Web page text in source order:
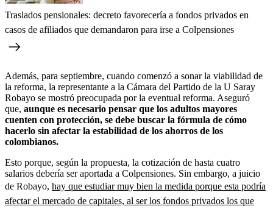
Traslados pensionales: decreto favorecería a fondos privados en
casos de afiliados que demandaron para irse a Colpensiones
Además, para septiembre, cuando comenzó a sonar la viabilidad de
la reforma, la representante a la Cámara del Partido de la U Saray
Robayo se mostró preocupada por la eventual reforma. Aseguró
que, aunque es necesario pensar que los adultos mayores
cuenten con protección, se debe buscar la fórmula de cómo
hacerlo sin afectar la estabilidad de los ahorros de los
colombianos.
Esto porque, según la propuesta, la cotización de hasta cuatro
salarios debería ser aportada a Colpensiones. Sin embargo, a juicio
de Robayo, hay que estudiar muy bien la medida porque esta podría
afectar el mercado de capitales, al ser los fondos privados los que